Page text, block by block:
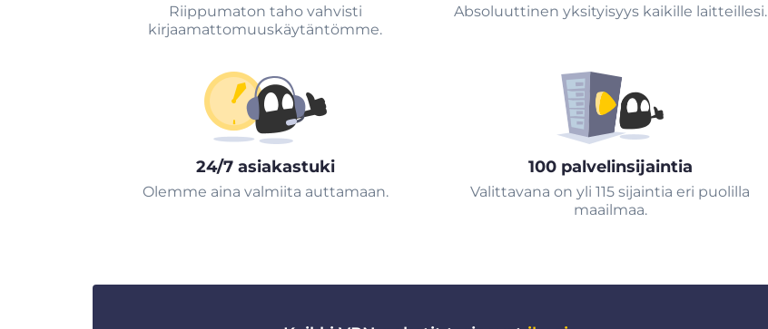
Riippumaton taho vahvisti
kirjaamattomuuskäytäntömme.
Absoluuttinen yksityisyys kaikille laitteillesi.
24/7 asiakastuki
Olemme aina valmiita auttamaan.
100 palvelinsijaintia
Valittavana on yli 115 sijaintia eri puolilla
maailmaa.